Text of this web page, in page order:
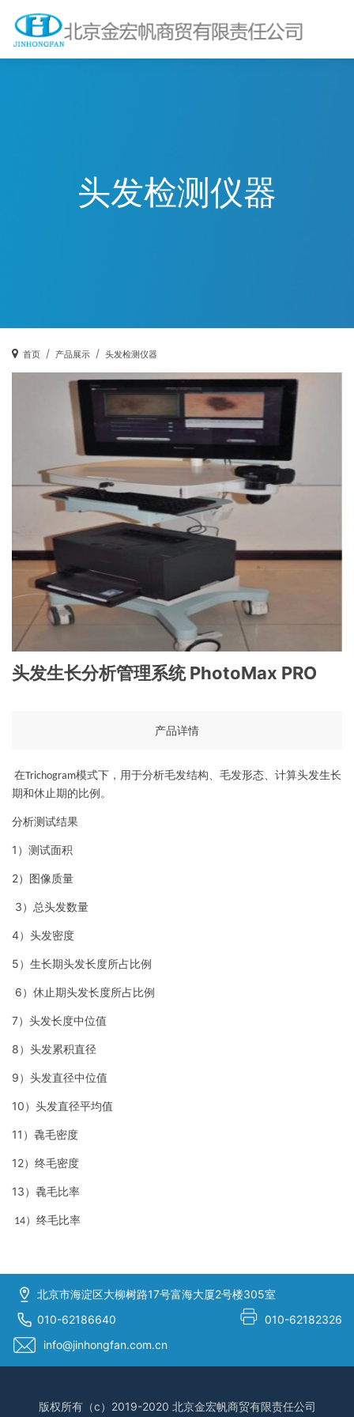
头发检测仪器
首页 产品展示 头发检测仪器
头发生长分析管理系统 PhotoMax PRO
产品详情
在Trichogram模式下，用于分析毛发结构、毛发形态、计算头发生长
期和休止期的比例。
分析测试结果
1 ）测试面积
2）图像质量
3 ）总头发数量
4）头发密度
5 ）生长期头发长度所占比例
6 ）休止期头发长度所占比例
7）头发长度中位值
8 ）头发累积直径
9 ）头发直径中位值
10 ）头发直径平均值
11 ）毳毛密度
12）终毛密度
13 ）毳毛比率
14）终毛比率
北京市海淀区大柳树路17号富海大厦2号楼305室
010-62186640
010-62182326
info@jinhongfan.com.cn
版权所有（c）2019-2020 北京金宏帆商贸有限责任公司